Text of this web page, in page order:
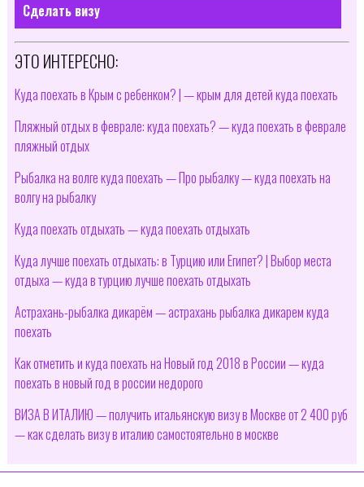
Сделать визу
ЭТО ИНТЕРЕСНО:
Куда поехать в Крым с ребенком? | — крым для детей куда поехать
Пляжный отдых в феврале: куда поехать? — куда поехать в феврале
пляжный отдых
Рыбалка на волге куда поехать — Про рыбалку — куда поехать на
волгу на рыбалку
Куда поехать отдыхать — куда поехать отдыхать
Куда лучше поехать отдыхать: в Турцию или Египет? | Выбор места
отдыха — куда в турцию лучше поехать отдыхать
Астрахань-рыбалка дикарём — астрахань рыбалка дикарем куда
поехать
Как отметить и куда поехать на Новый год 2018 в России — куда
поехать в новый год в россии недорого
ВИЗА В ИТАЛИЮ — получить итальянскую визу в Москве от 2 400 руб
— как сделать визу в италию самостоятельно в москве